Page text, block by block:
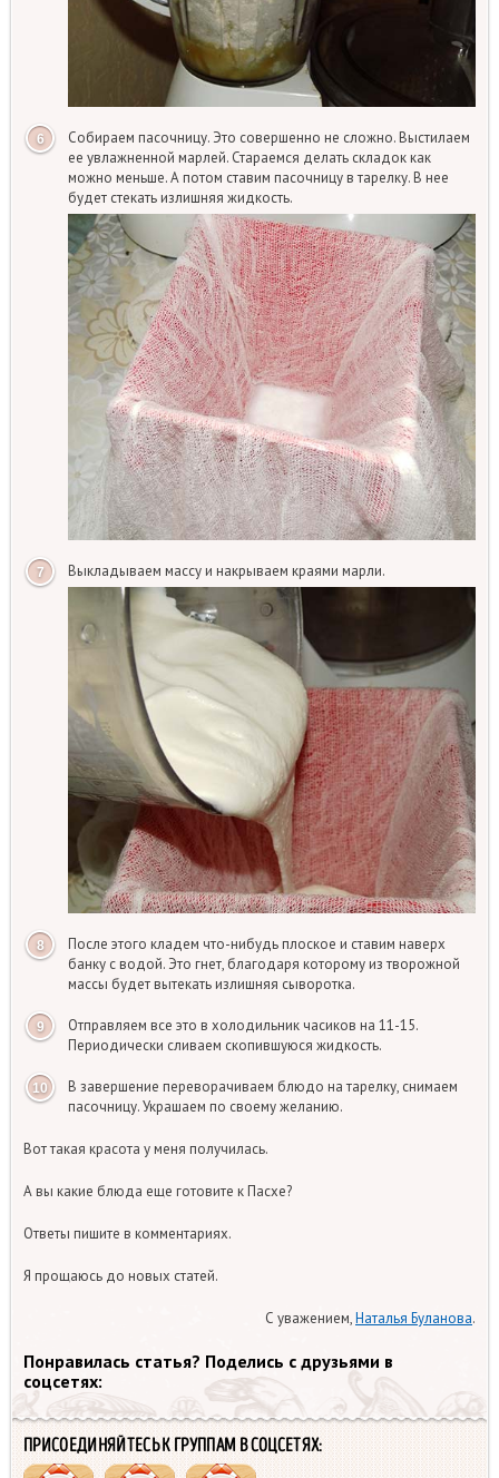
Собираем пасочницу. Это совершенно не сложно. Выстилаем
ее увлажненной марлей. Стараемся делать складок как
можно меньше. А потом ставим пасочницу в тарелку. В нее
будет стекать излишняя жидкость.
Выкладываем массу и накрываем краями марли.
После этого кладем что-нибудь плоское и ставим наверх
банку с водой. Это гнет, благодаря которому из творожной
массы будет вытекать излишняя сыворотка.
Отправляем все это в холодильник часиков на 11-15.
Периодически сливаем скопившуюся жидкость.
В завершение переворачиваем блюдо на тарелку, снимаем
пасочницу. Украшаем по своему желанию.
Вот такая красота у меня получилась.
А вы какие блюда еще готовите к Пасхе?
Ответы пишите в комментариях.
Я прощаюсь до новых статей.
С уважением,Наталья Буланова.
Понравилась статья? Поделись с друзьями в
соцсетях:
ПРИСОЕДИНЯЙТЕСЬ К ГРУППАМ В СОЦСЕТЯХ: